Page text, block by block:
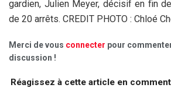
gardien, Julien Meyer, décisif en fin
de 20 arrêts. CREDIT PHOTO : Chloé
Merci de vous connecter pour
discussion !
Réagissez à cette article en